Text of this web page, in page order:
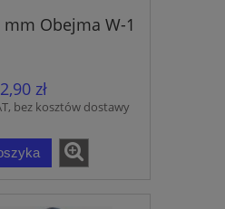
mm Obejma W-1
2,90 zł
bez kosztów dostawy